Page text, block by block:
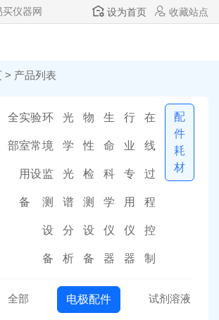
仪器网 设为首页 收藏站点
> 产品列表
全
部
实验
室常
用设
备
环
境
监
测
设
备
光
学
光
谱
分
析
物
性
检
测
设
备
生
命
科
学
仪
器
行
业
专
用
仪
器
在
线
过
程
控
制
配
件
耗
材
全部 电极配件 试剂溶液